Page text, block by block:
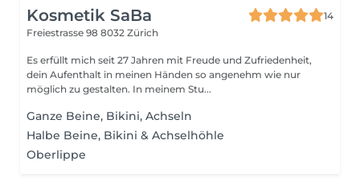
Kosmetik SaBa
14
Freiestrasse 98 8032 Zürich
Es erfüllt mich seit 27 Jahren mit Freude und Zufriedenheit,
dein Aufenthalt in meinen Händen so angenehm wie nur
möglich zu gestalten. In meinem Stu...
Ganze Beine, Bikini, Achseln
Halbe Beine, Bikini & Achselhöhle
Oberlippe